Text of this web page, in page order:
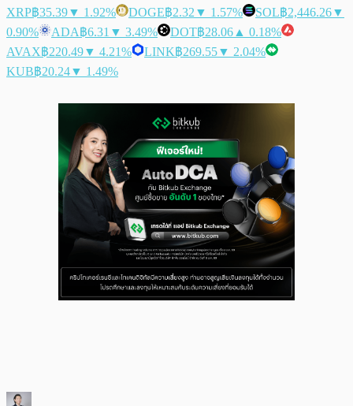
XRP฿35.39▼ 1.92% DOGE฿2.32 ▼ 1.57% SOL฿2,446.26▼
0.90%
ADA฿6.31 ▼ 3.49% DOT฿28.06 ▲ 0.18%
AVAX฿220.49▼ 4.21% LINK฿269.55▼ 2.04%
KUB฿20.24▼ 1.49%